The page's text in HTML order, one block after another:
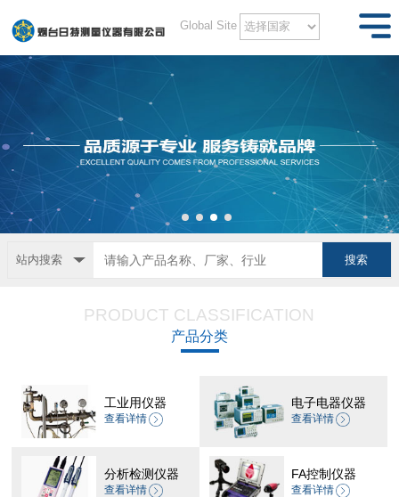
Global Site
站内搜索
PRODUCT CLASSIFICATION
产品分类
工业用仪器
查看详情
电子电器仪器
查看详情
分析检测仪器
查看详情
FA控制仪器
查看详情